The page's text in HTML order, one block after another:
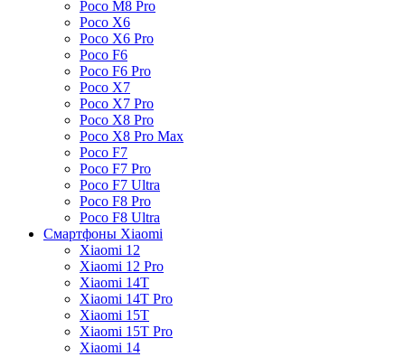
Poco M8 Pro
Poco X6
Poco X6 Pro
Poco F6
Poco F6 Pro
Poco X7
Poco X7 Pro
Poco X8 Pro
Poco X8 Pro Max
Poco F7
Poco F7 Pro
Poco F7 Ultra
Poco F8 Pro
Poco F8 Ultra
Смартфоны Xiaomi
Xiaomi 12
Xiaomi 12 Pro
Xiaomi 14T
Xiaomi 14T Pro
Xiaomi 15T
Xiaomi 15T Pro
Xiaomi 14